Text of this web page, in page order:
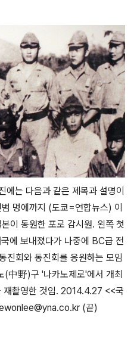
는 다음과 같은 제목과 설명이
멍에까지 (도쿄=연합뉴스) 이
이 동원한 포로 감시원. 왼쪽 첫
에 보내졌다가 나중에 BC급 전
진회와 동진회를 응원하는 모임
中野)구 '나카노제로'에서 개최
재촬영한 것임. 2014.4.27 <<국
(끝)